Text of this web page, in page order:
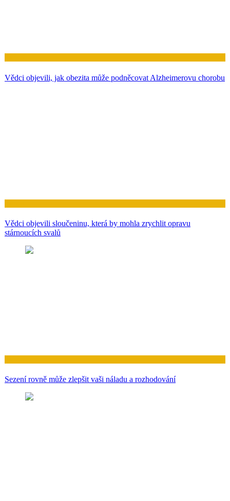
Vědci objevili, jak obezita může podněcovat Alzheimerovu chorobu
Vědci objevili sloučeninu, která by mohla zrychlit opravu
stárnoucích svalů
Sezení rovně může zlepšit vaši náladu a rozhodování